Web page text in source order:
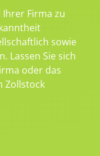
Firma zu
sowie
Lassen Sie sich
oder das
Zollstock